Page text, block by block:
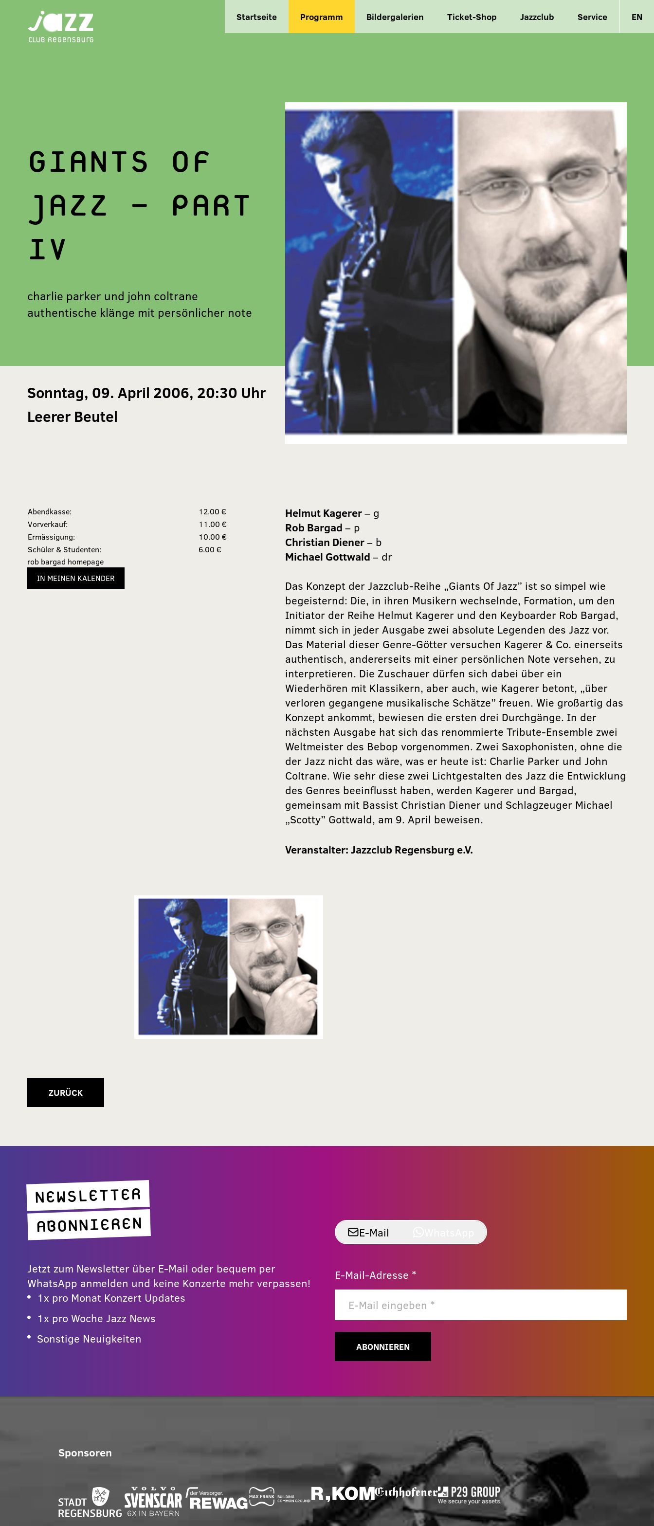
Startseite Programm Bildergalerien Ticket-Shop Jazzclub Service EN
GIANTS OF
JAZZ – PART
IV
charlie parker und john coltrane
authentische klänge mit persönlicher note
Sonntag, 09. April 2006, 20:30 Uhr
Leerer Beutel
Abendkasse:
12.00 €
Vorverkauf:
11.00 €
Ermässigung:
10.00 €
Schüler & Studenten:
6.00 €
rob bargad homepage
IN MEINEN KALENDER
Helmut Kagerer– g
Rob Bargad – p
Christian Diener– b
Michael Gottwald – dr
Das Konzept der Jazzclub-Reihe „Giants Of Jazz” ist so simpel wie
begeisternd: Die, in ihren Musikern wechselnde, Formation, um den
Initiator der Reihe Helmut Kagerer und den Keyboarder Rob Bargad,
nimmt sich in jeder Ausgabe zwei absolute Legenden des Jazz vor.
Das Material dieser Genre-Götter versuchen Kagerer & Co. einerseits
authentisch, andererseits mit einer persönlichen Note versehen, zu
interpretieren. Die Zuschauer dürfen sich dabei über ein
Wiederhören mit Klassikern, aber auch, wie Kagerer betont, „über
verloren gegangene musikalische Schätze” freuen. Wie großartig das
Konzept ankommt, bewiesen die ersten drei Durchgänge. In der
nächsten Ausgabe hat sich das renommierte Tribute-Ensemble zwei
Weltmeister des Bebop vorgenommen. Zwei Saxophonisten, ohne die
der Jazz nicht das wäre, was er heute ist: Charlie Parker und John
Coltrane. Wie sehr diese zwei Lichtgestalten des Jazz die Entwicklung
des Genres beeinflusst haben, werden Kagerer und Bargad,
gemeinsam mit Bassist Christian Diener und Schlagzeuger Michael
„Scotty” Gottwald, am 9. April beweisen.
Veranstalter: Jazzclub Regensburg e.V.
ZURÜCK
NEWSLETTER
ABONNIEREN
Jetzt zum Newsletter über E-Mail oder bequem per
WhatsApp anmelden und keine Konzerte mehr verpassen!
1x pro Monat Konzert Updates
1x pro Woche Jazz News
Sonstige Neuigkeiten
E-Mail
E-Mail-Adresse *
ABONNIEREN
Sponsoren